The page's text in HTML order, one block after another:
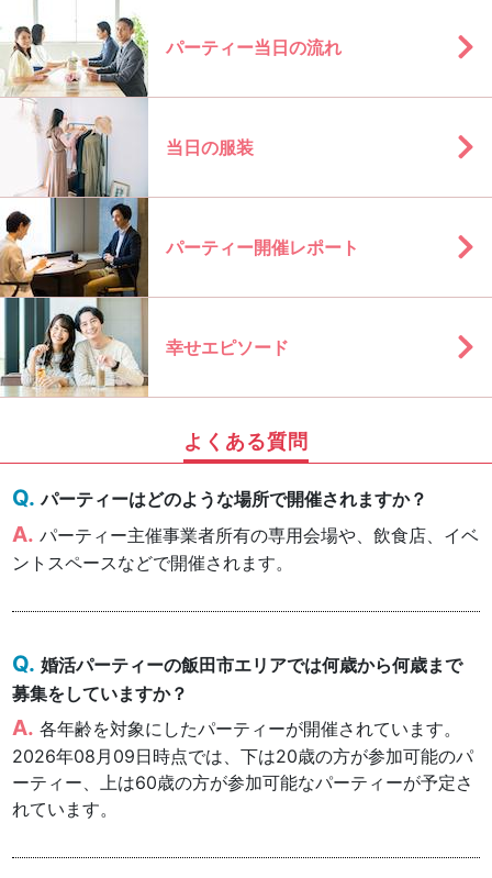
パーティー当日の流れ
当日の服装
パーティー開催レポート
幸せエピソード
よくある質問
パーティーはどのような場所で開催されますか？
パーティー主催事業者所有の専用会場や、飲食店、イベ
ントスペースなどで開催されます。
婚活パーティーの飯田市エリアでは何歳から何歳まで
募集をしていますか？
各年齢を対象にしたパーティーが開催されています。
2026年08月09日時点では、下は20歳の方が参加可能のパ
ーティー、上は60歳の方が参加可能なパーティーが予定さ
れています。